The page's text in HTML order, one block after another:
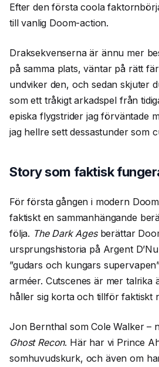
Efter den första coola
till vanlig Doom-action.
Draksekvenserna är ännu mer
på samma plats, väntar på rätt
undviker den, och sedan skjuter
som ett tråkigt arkadspel från
episka flygstrider jag förväntade
jag hellre sett dessastunder som
Story som faktisk
För första gången i modern
faktiskt en sammanhängande
följa. The Dark Ages berättar
ursprungshistoria på Argent
”gudars och kungars
arméer. Cutscenes är mer talrika
håller sig korta och tillför faktiskt
Jon Bernthal som Cole Walker –
Ghost Recon. Här har vi Prince
somhuvudskurk, och även om